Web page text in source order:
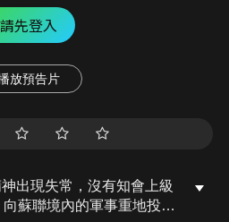
請先登入
放預告片
出現失常，沒有知會上級
蘇聯境內的軍事重地投下